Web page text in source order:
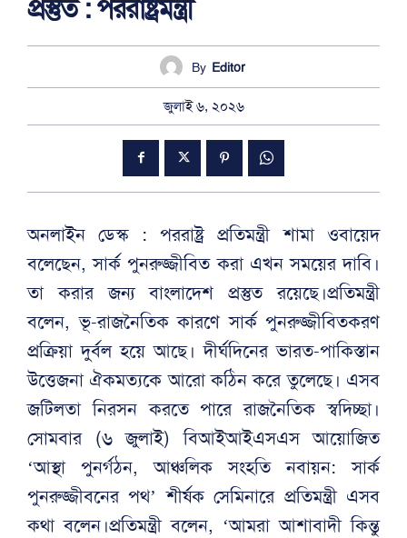
প্রস্তুত : পররাষ্ট্রমন্ত্রী
By Editor
জুলাই ৬, ২০২৬
অনলাইন ডেস্ক : পররাষ্ট্র প্রতিমন্ত্রী শামা ওবায়েদ
বলেছেন, সার্ক পুনরুজ্জীবিত করা এখন সময়ের দাবি।
তা করার জন্য বাংলাদেশ প্রস্তুত রয়েছে।প্রতিমন্ত্রী
বলেন, ভূ-রাজনৈতিক কারণে সার্ক পুনরুজ্জীবিতকরণ
প্রক্রিয়া দুর্বল হয়ে আছে। দীর্ঘদিনের ভারত-পাকিস্তান
উত্তেজনা ঐকমত্যকে আরো কঠিন করে তুলেছে। এসব
জটিলতা নিরসন করতে পারে রাজনৈতিক স্বদিচ্ছা।
সোমবার (৬ জুলাই) বিআইআইএসএস আয়োজিত
‘আস্থা পুনর্গঠন, আঞ্চলিক সংহতি নবায়ন: সার্ক
পুনরুজ্জীবনের পথ’ শীর্ষক সেমিনারে প্রতিমন্ত্রী এসব
কথা বলেন।প্রতিমন্ত্রী বলেন, ‘আমরা আশাবাদী কিন্তু